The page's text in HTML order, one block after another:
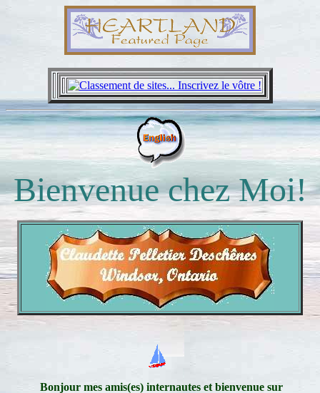
Bienvenue chez Moi!
Bonjour mes amis(es) internautes et bienvenue sur